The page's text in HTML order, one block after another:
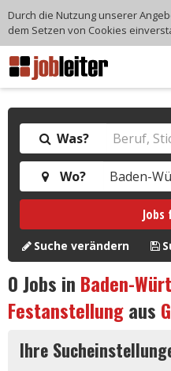
Was?
Wo?
Jobs
Suche verändern
0Jobs in Baden-
Festanstellungaus
Ihre
Durch die Nutzung unserer
dem Setzen von Cookies